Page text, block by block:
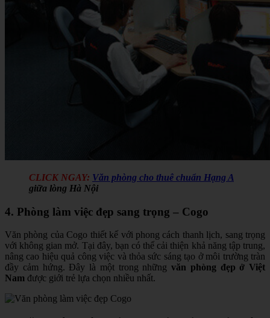
CLICK NGAY: Văn phòng cho thuê chuẩn Hạng A
giữa lòng Hà Nội
4. Phòng làm việc đẹp sang trọng – Cogo
Văn phòng của Cogo thiết kế với phong cách thanh lịch, sang trọng
với không gian mở. Tại đây, bạn có thể cải thiện khả năng tập trung,
nâng cao hiệu quả công việc và thỏa sức sáng tạo ở môi trường tràn
đầy cảm hứng. Đây là một trong những văn phòng đẹp ở Việt
Nam được giới trẻ lựa chọn nhiều nhất.